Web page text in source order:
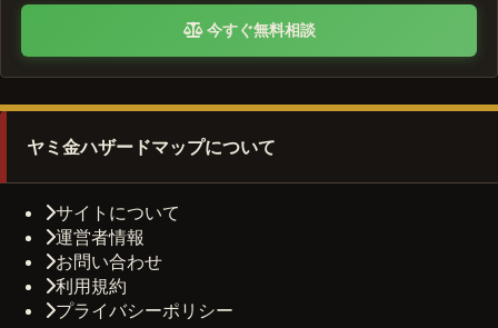
今すぐ無料相談
ヤミ金ハザードマップについて
サイトについて
運営者情報
お問い合わせ
利用規約
プライバシーポリシー